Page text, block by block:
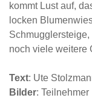
kommt Lust auf,
locken
noch viele weitere
Text: Ute
Bilder: Teilnehmer